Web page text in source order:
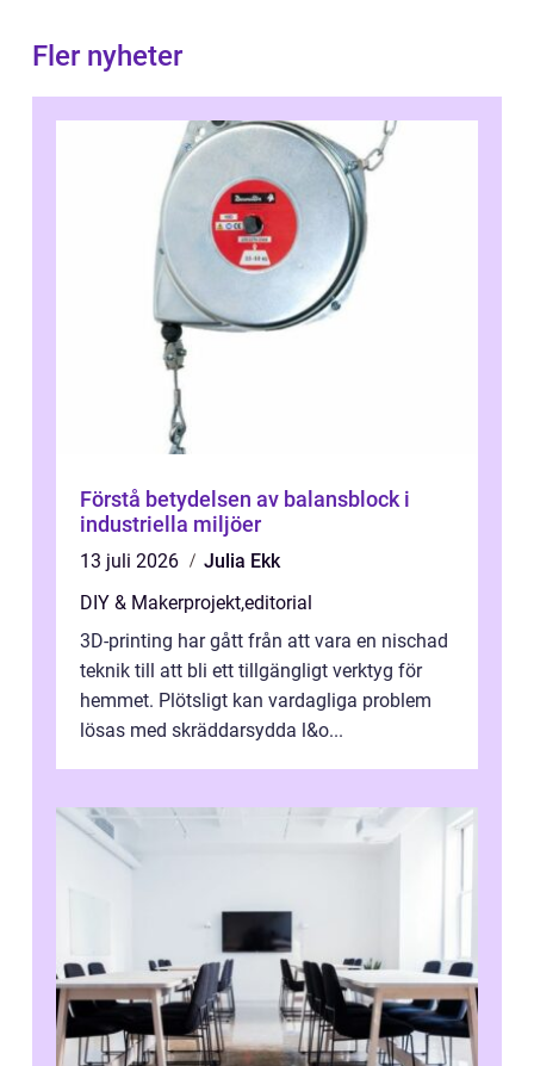
Fler nyheter
Förstå betydelsen av balansblock i
industriella miljöer
13 juli 2026
Julia Ekk
DIY & Makerprojekt,editorial
3D-printing har gått från att vara en nischad
teknik till att bli ett tillgängligt verktyg för
hemmet. Plötsligt kan vardagliga problem
lösas med skräddarsydda l&o...